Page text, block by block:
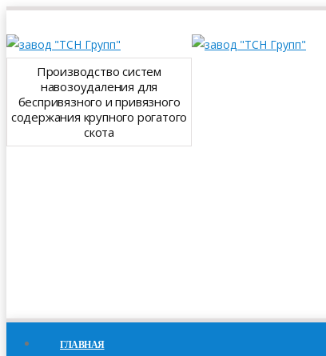
Производство систем
навозоудаления для
беспривязного и привязного
содержания крупного рогатого
скота
ГЛАВНАЯ